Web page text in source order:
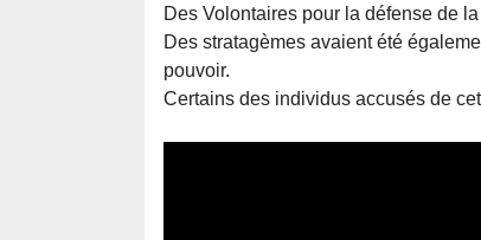
Des Volontaires pour la défense de
Des stratagèmes avaient été
pouvoir.
Certains des individus accusés de